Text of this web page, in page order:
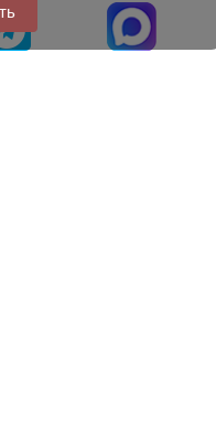
НОВЫХ РАЗМЕРАХ